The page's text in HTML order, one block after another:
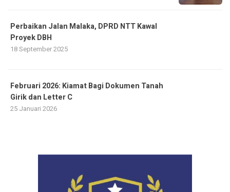
Perbaikan Jalan Malaka, DPRD NTT Kawal
Proyek DBH
18 September 2025
Februari 2026: Kiamat Bagi Dokumen Tanah
Girik dan Letter C
25 Januari 2026